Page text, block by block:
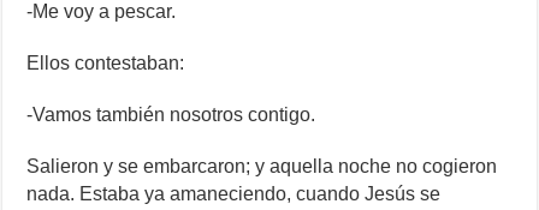
-Me voy a pescar.
Ellos contestaban:
-Vamos también nosotros contigo.
Salieron y se embarcaron; y aquella noche no cogieron
nada. Estaba ya amaneciendo, cuando Jesús se